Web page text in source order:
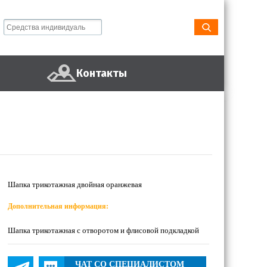
Контакты
Шапка трикотажная двойная оранжевая
Дополнительная информация:
Шапка трикотажная с отворотом и флисовой подкладкой
ЧАТ СО СПЕЦИАЛИСТОМ